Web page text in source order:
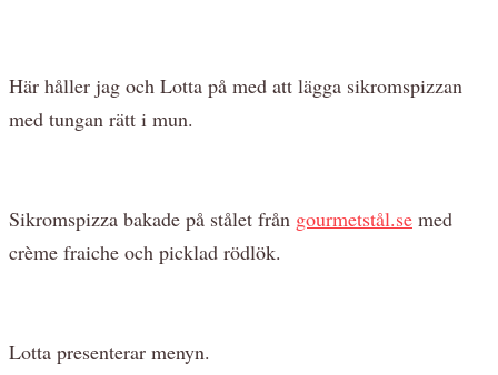
Här håller jag och Lotta på med att lägga sikromspizzan
med tungan rätt i mun.
Sikromspizza bakade på stålet från gourmetstål.se med
crème fraiche och picklad rödlök.
Lotta presenterar menyn.